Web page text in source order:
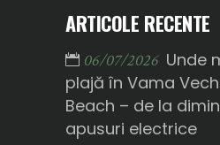
ARTICOLE RECENTE
06/07/2026 Unde
plajă în Vama
Beach – de la
apusuri electrice